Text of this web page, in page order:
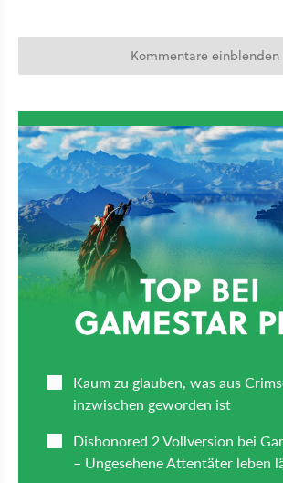
Kommentare einblenden